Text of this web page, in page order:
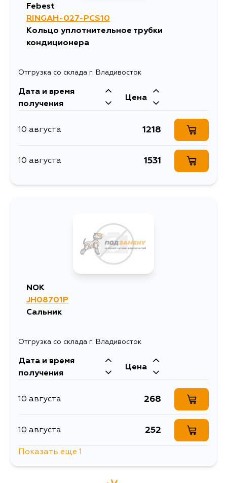
Febest
RINGAH-027-PCS10
Кольцо уплотнительное трубки
кондиционера
Отгрузка со склада г. Владивосток
Дата и время
получения
Цена
10 августа 1218
10 августа 1531
NOK
JH08701P
Сальник
Отгрузка со склада г. Владивосток
Дата и время
получения
Цена
10 августа 268
10 августа 252
Показать еще 1